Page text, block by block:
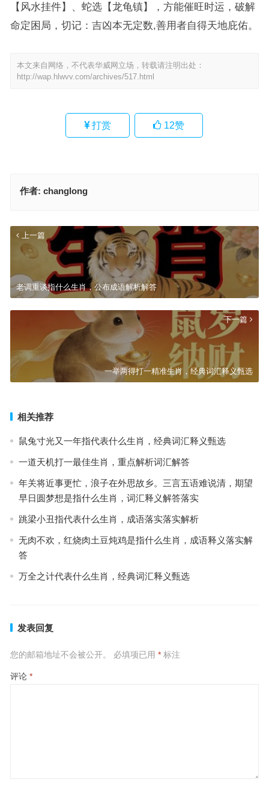
【风水挂件】、蛇选【龙龟镇】，方能催旺时运，破解
命定困局，切记：吉凶本无定数,善用者自得天地庇佑。
本文来自网络，不代表华威网立场，转载请注明出处：
http://wap.hlwvv.com/archives/517.html
打赏 12赞
作者: changlong
上一篇
老调重谈指什么生肖，公布成语解析解答
下一篇
一举两得打一精准生肖，经典词汇释义甄选
相关推荐
鼠兔寸光又一年指代表什么生肖，经典词汇释义甄选
一道天机打一最佳生肖，重点解析词汇解答
年关将近事更忙，浪子在外思故乡。三言五语难说清，期望
早日圆梦想是指什么生肖，词汇释义解答落实
跳梁小丑指代表什么生肖，成语落实落实解析
无肉不欢，红烧肉土豆炖鸡是指什么生肖，成语释义落实解
答
万全之计代表什么生肖，经典词汇释义甄选
发表回复
您的邮箱地址不会被公开。 必填项已用 *标注
评论 *